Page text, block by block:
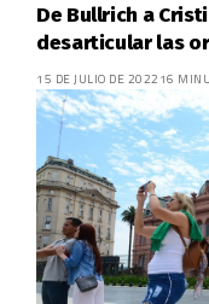
De Bullrich a
desarticular las
15 DE JULIO DE 2022 16